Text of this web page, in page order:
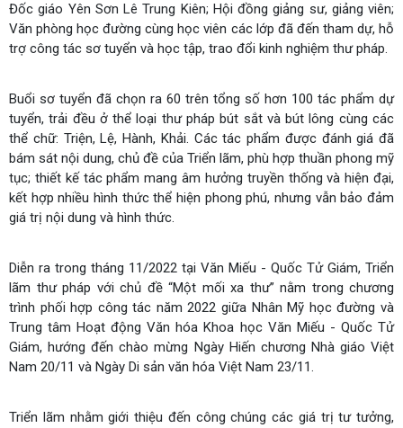
Đốc giáo Yên Sơn Lê Trung Kiên; Hội đồng giảng sư, giảng viên;
Văn phòng học đường cùng học viên các lớp đã đến tham dự, hỗ
trợ công tác sơ tuyển và học tập, trao đổi kinh nghiệm thư pháp.
Buổi sơ tuyển đã chọn ra 60 trên tổng số hơn 100 tác phẩm dự
tuyển, trải đều ở thể loại thư pháp bút sắt và bút lông cùng các
thể chữ: Triện, Lệ, Hành, Khải. Các tác phẩm được đánh giá đã
bám sát nội dung, chủ đề của Triển lãm, phù hợp thuần phong mỹ
tục; thiết kế tác phẩm mang âm hưởng truyền thống và hiện đại,
kết hợp nhiều hình thức thể hiện phong phú, nhưng vẫn bảo đảm
giá trị nội dung và hình thức.
Diễn ra trong tháng 11/2022 tại Văn Miếu - Quốc Tử Giám, Triển
lãm thư pháp với chủ đề “Một mối xa thư” nằm trong chương
trình phối hợp công tác năm 2022 giữa Nhân Mỹ học đường và
Trung tâm Hoạt động Văn hóa Khoa học Văn Miếu - Quốc Tử
Giám, hướng đến chào mừng Ngày Hiến chương Nhà giáo Việt
Nam 20/11 và Ngày Di sản văn hóa Việt Nam 23/11.
Triển lãm nhằm giới thiệu đến công chúng các giá trị tư tưởng,